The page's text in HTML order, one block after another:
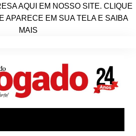
AQUI EM NOSSO SITE. CLIQUE
APARECE EM SUA TELA E SAIBA
MAIS